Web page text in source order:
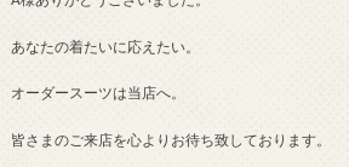
あなたの着たいに応えたい。
オーダースーツは当店へ。
皆さまのご来店を心よりお待ち致しております。